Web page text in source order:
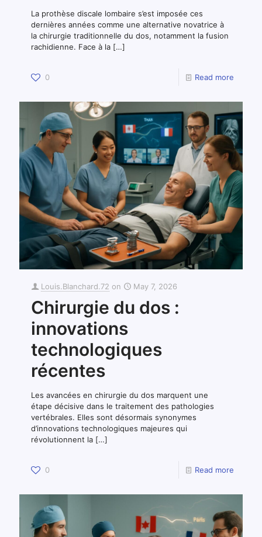
La prothèse discale lombaire s’est imposée ces
dernières années comme une alternative novatrice à
la chirurgie traditionnelle du dos, notamment la fusion
rachidienne. Face à la […]
0 Read more
Louis.Blanchard.72 on May 7, 2026
Chirurgie du dos :
innovations
technologiques
récentes
Les avancées en chirurgie du dos marquent une
étape décisive dans le traitement des pathologies
vertébrales. Elles sont désormais synonymes
d’innovations technologiques majeures qui
révolutionnent la […]
0 Read more